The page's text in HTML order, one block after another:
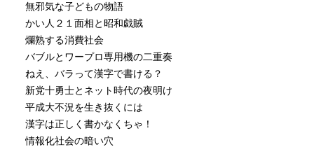
無邪気な子どもの物語
かい人２１面相と昭和戯賊
爛熟する消費社会
バブルとワープロ専用機の二重奏
ねえ、バラって漢字で書ける？
新党十勇士とネット時代の夜明け
平成大不況を生き抜くには
漢字は正しく書かなくちゃ！
情報化社会の暗い穴